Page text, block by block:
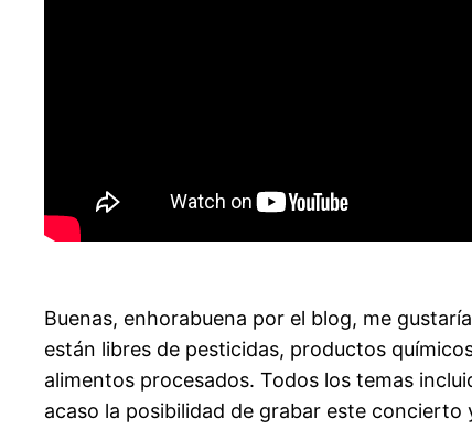
Buenas, enhorabuena por el blog, me
están libres de pesticidas, productos
alimentos procesados. Todos los temas
acaso la posibilidad de grabar este